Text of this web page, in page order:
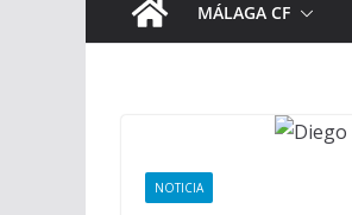
MÁLAGA CF
NOTICIA